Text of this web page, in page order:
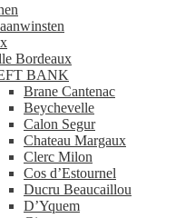
Bordeaux
BANK
Brane Cantenac
Beychevelle
Calon Segur
Chateau Margaux
Clerc Milon
Cos d’Estournel
Ducru Beaucaillou
D’Yquem